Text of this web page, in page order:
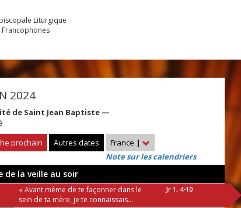
Liturgique
2024
de Saint Jean Baptiste —
prochain
Autres dates France |
Note sur les calendriers
de la veille au soir
« Avant même de te façonner dans le
sein de ta mère, je te connaissais...
Jr 1, 4-10